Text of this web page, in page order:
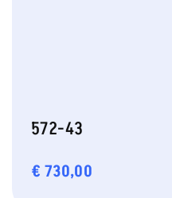
572-43
€ 730,00